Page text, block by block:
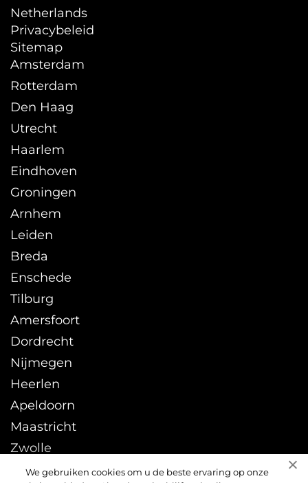
We gebruiken cookies om u de beste ervaring op onze
Netherlands
Privacybeleid
Sitemap
Amsterdam
Rotterdam
Den Haag
Utrecht
Haarlem
Eindhoven
Groningen
Arnhem
Leiden
Breda
Enschede
Tilburg
Amersfoort
Dordrecht
Nijmegen
Heerlen
Apeldoorn
Maastricht
Zwolle
Leeuwarden